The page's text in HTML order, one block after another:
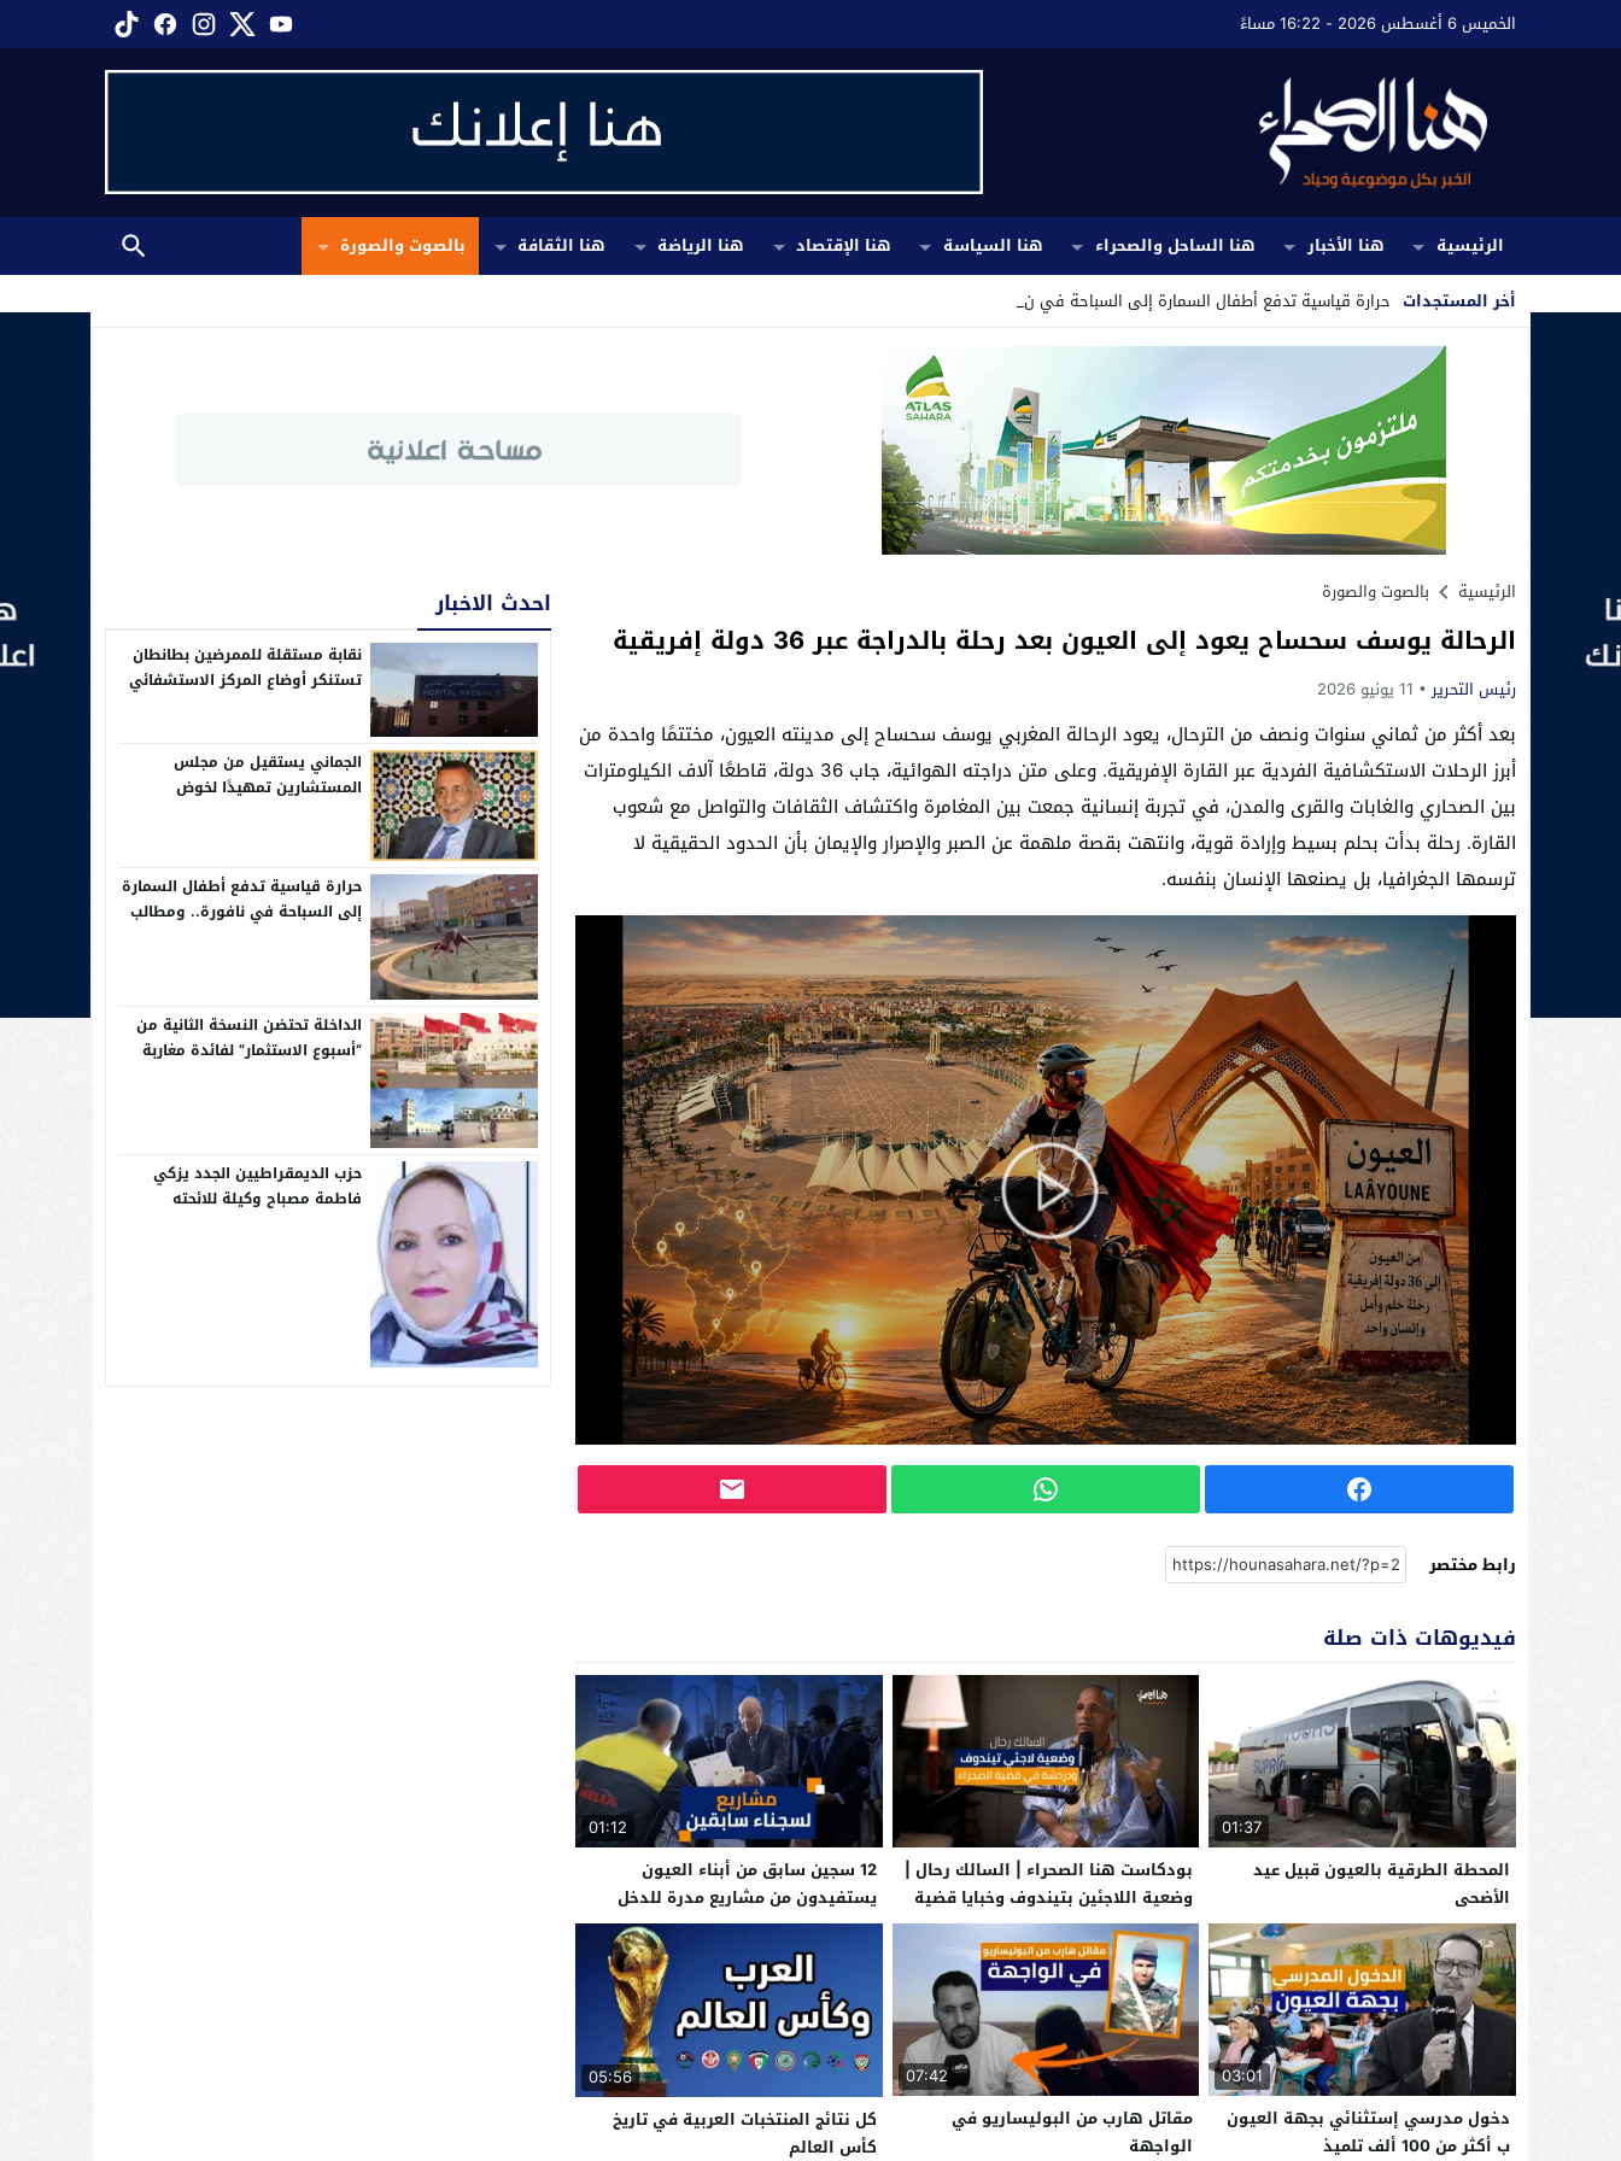
الخميس 6 أغسطس 2026 - 16:22 مساءً
الرئيسية هنا الأخبار هنا الساحل والصحراء هنا السياسة هنا الإقتصاد هنا الرياضة هنا الثقافة
بالصوت والصورة
أخر المستجدات حرارة قياسية تدفع أطفال السمارة إلى السباحة في نافورة.. ومط _
Stop
Previous
Next
الرئيسية بالصوت والصورة
الرحالة يوسف سحساح يعود إلى العيون بعد رحلة بالدراجة عبر 36 دولة إفريقية
رئيس التحرير 11 يونيو 2026
بعد أكثر من ثماني سنوات ونصف من الترحال، يعود الرحالة المغربي يوسف سحساح إلى مدينته العيون، مختتمًا واحدة من
أبرز الرحلات الاستكشافية الفردية عبر القارة الإفريقية. وعلى متن دراجته الهوائية، جاب 36 دولة، قاطعًا آلاف الكيلومترات
بين الصحاري والغابات والقرى والمدن، في تجربة إنسانية جمعت بين المغامرة واكتشاف الثقافات والتواصل مع شعوب
القارة. رحلة بدأت بحلم بسيط وإرادة قوية، وانتهت بقصة ملهمة عن الصبر والإصرار والإيمان بأن الحدود الحقيقية لا
ترسمها الجغرافيا، بل يصنعها الإنسان بنفسه.
رابط مختصر
فيديوهات ذات صلة
01:37
المحطة الطرقية بالعيون قبيل عيد
الأضحى
بودكاست هنا الصحراء | السالك رحال |
وضعية اللاجئين بتيندوف وخبايا قضية
الصحراء
01:12
12 سجين سابق من أبناء العيون
يستفيدون من مشاريع مدرة للدخل
03:01
دخول مدرسي إستثنائي بجهة العيون
ب أكثر من 100 ألف تلميذ
07:42
مقاتل هارب من البوليساريو في
الواجهة
05:56
كل نتائج المنتخبات العربية في تاريخ
كأس العالم
احدث الاخبار
نقابة مستقلة للممرضين بطانطان
تستنكر أوضاع المركز الاستشفائي
الجماني يستقيل من مجلس
المستشارين تمهيدًا لخوض
حرارة قياسية تدفع أطفال السمارة
إلى السباحة في نافورة.. ومطالب
الداخلة تحتضن النسخة الثانية من
“أسبوع الاستثمار” لفائدة مغاربة
حزب الديمقراطيين الجدد يزكي
فاطمة مصباح وكيلة للائحته